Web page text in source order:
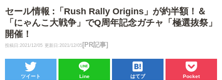
セール情報 :「Rush Rally Origins」が約半額！＆
「にゃんこ大戦争」でQ周年記念ガチャ「極選抜祭」
開催！
投稿日:2021/12/05 更新日:2021/12/05 [PR記事]
ツイート Line はてブ Pocket